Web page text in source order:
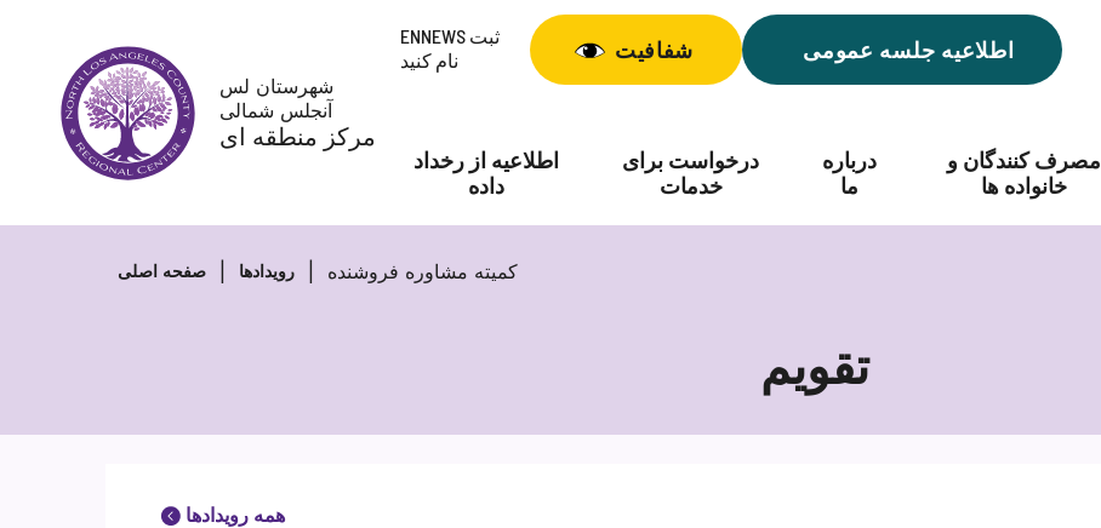
شهرستان لس
آنجلس شمالی
مرکز منطقه ای
ENNEWS ثبت
نام کنید
شفافیت اطلاعیه جلسه عمومی
اطلاعیه از رخداد
داده
درخواست برای
خدمات
درباره
ما
مصرف کنندگان و
خانواده ها
صفحه اصلی رویدادها کمیته مشاوره فروشنده
تقویم
همه رویدادها